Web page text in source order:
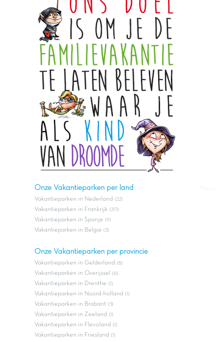
Onze Vakantieparken per land
Vakantieparken in Nederland (22)
Vakantieparken in Frankrijk (217)
Vakantieparken in Spanje (9)
Vakantieparken in Belgie (3)
Onze Vakantieparken per provincie
Vakantieparken in Gelderland (8)
Vakantieparken in Overijssel (6)
Vakantieparken in Drenthe (1)
Vakantieparken in Noord-holland (1)
Vakantieparken in Brabant (3)
Vakantieparken in Zeeland (1)
Vakantieparken in Flevoland (1)
Vakantieparken in Friesland (1)